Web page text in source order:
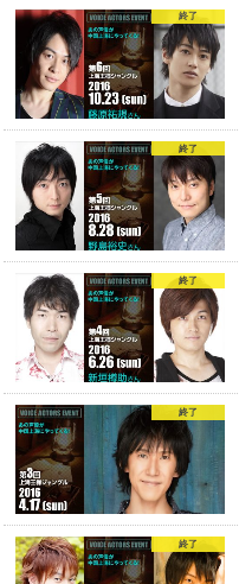
終了
終了
終了
終了
終了